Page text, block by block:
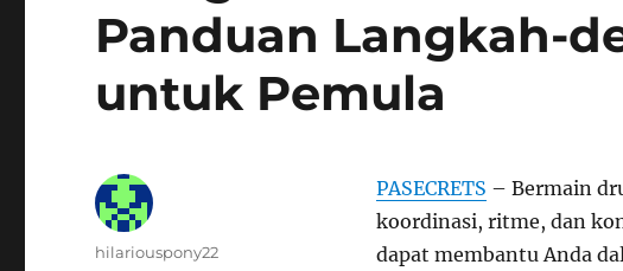
Panduan Langkah-
untuk Pemula
PASECRETS – Bermain
koordinasi, ritme, dan
dapat membantu Anda
Author
hilariouspony22